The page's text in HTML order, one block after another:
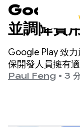
Google
並調降費
Google Play 致
保開發人員擁有
功。
Paul Feng • 3